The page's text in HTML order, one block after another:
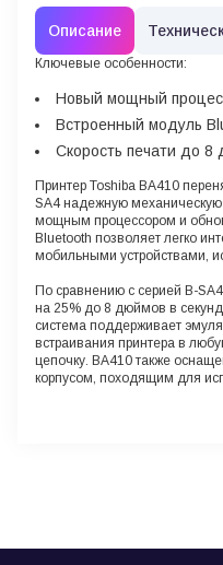
Описание
Ключевые особенности:
Новый мощный
Встроенный модуль
Скорость печати до
Принтер Toshiba BA410
SA4 надежную
мощным процессором и
Bluetooth позволяет легко
мобильными устройствами,
По сравнению с серией B-
на 25% до 8 дюймов в
система поддерживает
встраивания принтера в
цепочку. BA410 также
корпусом, походящим для